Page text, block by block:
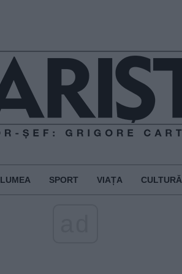
LUMEA SPORT VIAȚA CULTURĂ